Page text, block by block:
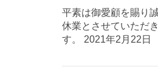
平素は御愛顧を賜り
休業とさせていただ
す。 2021年2月22